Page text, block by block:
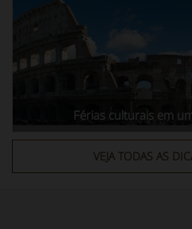
Férias culturais em
VEJA TODAS AS